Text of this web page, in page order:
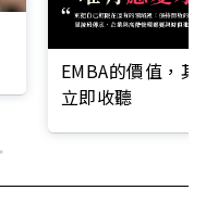
EMBA的價值，
立即收聽